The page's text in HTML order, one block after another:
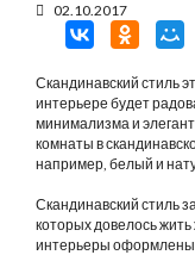
02.10.2017
Скандинавский стиль
интерьере будет
минимализма и
комнаты в
например, белый и
Скандинавский стиль
которых довелось
интерьеры оформлены